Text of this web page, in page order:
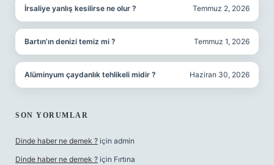
İrsaliye yanlış kesilirse ne olur ? Temmuz 2, 2026
Bartın’ın denizi temiz mi ? Temmuz 1, 2026
Alüminyum çaydanlık tehlikeli midir ? Haziran 30, 2026
SON YORUMLAR
Dinde haber ne demek ? için admin
Dinde haber ne demek ? için Fırtına